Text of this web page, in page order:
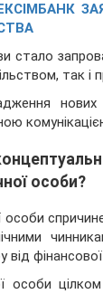
стало
так
нових
особи?
фінансової
особи